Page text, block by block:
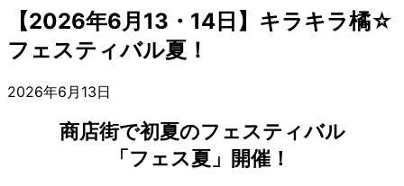
【2026年6月13・14日】キラキラ橘☆
フェスティバル夏！
2026年6月13日
商店街で初夏のフェスティバル
「フェス夏」開催！